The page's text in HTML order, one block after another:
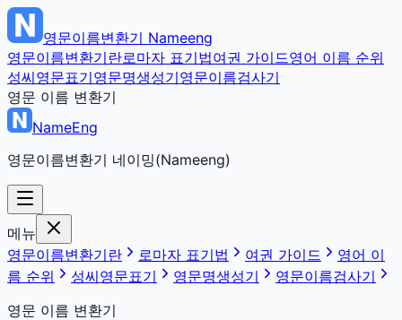
영문이름변환기 Nameeng
영문이름변환기란로마자 표기법여권 가이드영어 이름 순위
성씨영문표기영문명생성기영문이름검사기
영문 이름 변환기
NameEng
영문이름변환기 네이밍(Nameeng)
메뉴
영문이름변환기란
로마자 표기법 여권 가이드
영어 이
름 순위
성씨영문표기 영문명생성기
영문이름검사기
영문 이름 변환기